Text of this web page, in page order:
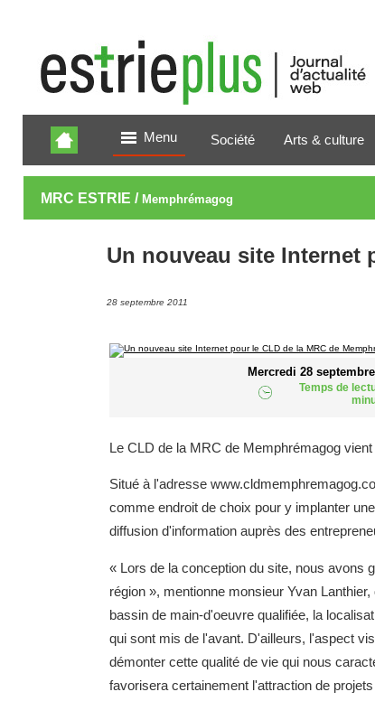
Menu Société Arts & culture
MRC ESTRIE / Memphrémagog
Un nouveau site Internet
28 septembre 2011
Mercredi 28
Temps de
Le CLD de la MRC de Memphrémagog
Situé à l'adresse
comme endroit de choix pour y implanter
diffusion d'information auprès des
« Lors de la conception du site, nous avons
région », mentionne monsieur Yvan
bassin de main-d'oeuvre qualifiée, la
qui sont mis de l'avant. D'ailleurs, l'aspect
démonter cette qualité de vie qui nous
favorisera certainement l'attraction de